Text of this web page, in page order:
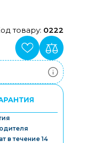
товару: 0222
0.01%
0.01%
0.01%
0.01%
в течение 14